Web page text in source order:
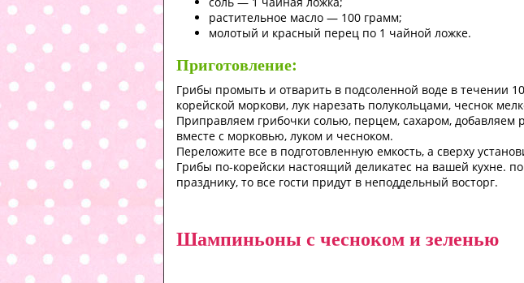
растительное масло — 100 грамм;
молотый и красный перец по 1 чайной ложке.
Приготовление:
Грибы промыть и отварить в подсоленной воде в течении
корейской моркови, лук нарезать полукольцами, чеснок
Приправляем грибочки солью, перцем, сахаром, добавляем
вместе с морковью, луком и чесноком.
Переложите все в подготовленную емкость, а сверху
Грибы по-корейски настоящий деликатес на вашей кухне.
празднику, то все гости придут в неподдельный восторг.
Шампиньоны с чесноком и зеленью